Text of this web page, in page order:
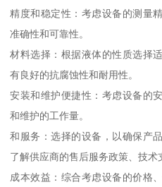
精度和稳定性：考虑设备的测量
准确性和可靠性。
材料选择：根据液体的性质选择
有良好的抗腐蚀性和耐用性。
安装和维护便捷性：考虑设备的
和维护的工作量。
和服务：选择的设备，以确保产
了解供应商的售后服务政策、技术
成本效益：综合考虑设备的价格